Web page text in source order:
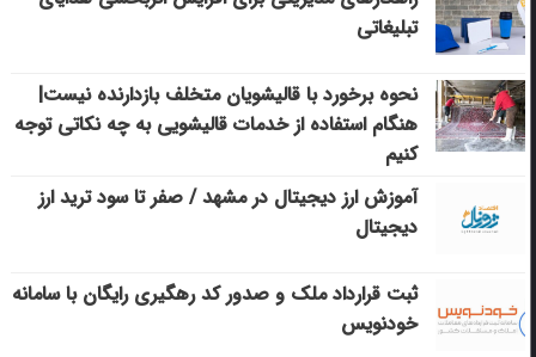
تبلیغاتی
نحوه برخورد با قالیشویان متخلف بازدارنده نیست|
هنگام استفاده از خدمات قالیشویی به چه نکاتی توجه
کنیم
آموزش ارز دیجیتال در مشهد / صفر تا سود ترید ارز
دیجیتال
ثبت قرارداد ملک و صدور کد رهگیری رایگان با سامانه
خودنویس